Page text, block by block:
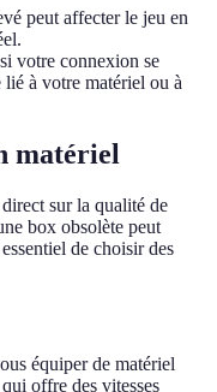
peut affecter le jeu en
votre connexion se
à votre matériel ou à
matériel
sur la qualité de
box obsolète peut
de choisir des
équiper de matériel
offre des vitesses